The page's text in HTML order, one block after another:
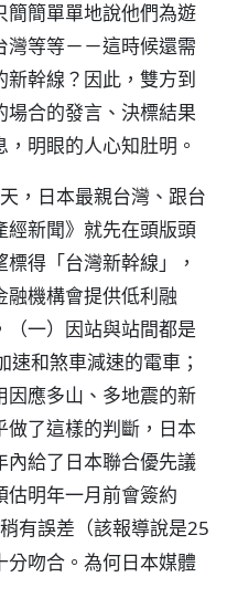
簡簡單單地說他們為遊
等等－－這時候還需
新幹線？因此，雙方到
場合的發言、決標結果
明眼的人心知肚明。
，日本最親台灣、跟台
經新聞》就先在頭版頭
得「台灣新幹線」，
融機構會提供低利融
一）因站與站間都是
和煞車減速的電車；
因應多山、多地震的新
做了這樣的判斷，日本
內給了日本聯合優先議
明年一月前會簽約
有誤差（該報導說是25
分吻合。為何日本媒體